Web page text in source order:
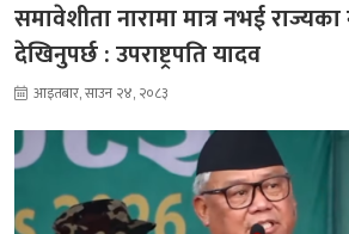
समावेशीता नारामा मात्र नभई राज्यका
देखिनुपर्छ : उपराष्ट्रपति यादव
आइतबार, साउन २४, २०८३